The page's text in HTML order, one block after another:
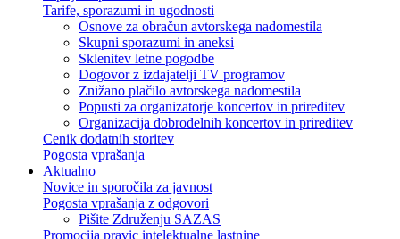
Tarife, sporazumi in ugodnosti
Osnove za obračun avtorskega nadomestila
Skupni sporazumi in aneksi
Sklenitev letne pogodbe
Dogovor z izdajatelji TV programov
Znižano plačilo avtorskega nadomestila
Popusti za organizatorje koncertov in prireditev
Organizacija dobrodelnih koncertov in prireditev
Cenik dodatnih storitev
Pogosta vprašanja
Aktualno
Novice in sporočila za javnost
Pogosta vprašanja z odgovori
Pišite Združenju SAZAS
Promocija pravic intelektualne lastnine